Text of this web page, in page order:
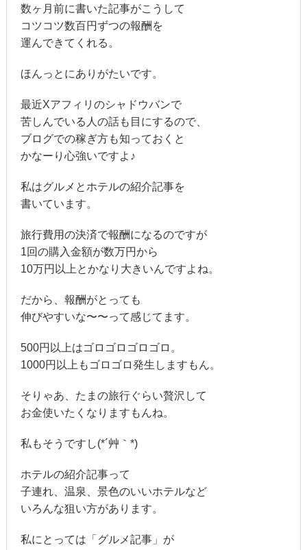
数ヶ月前に書いた記事がこうして
コツコツ数百円ずつの報酬を
運んできてくれる。
ほんっとにありがたいです。
最近Xアフィリのシャドウバンで
苦しんでいる人の話も目にするので、
ブログでの稼ぎ方も知っておくと
かなーり心強いですよ♪
私はグルメとホテルの紹介記事を
書いています。
旅行費用の決済で報酬になるのですが
1回の購入金額が数万円から
10万円以上とかなり大きいんですよね。
だから、報酬がとっても
伸びやすいな〜〜って感じてます。
500円以上はゴロゴロゴロゴロ。
1000円以上もゴロゴロ発生しますもん。
そりゃあ、たまの旅行ぐらい贅沢して
お金使いたくなりますもんね。
私もそうですし(*´艸｀*)
ホテルの紹介記事って
子連れ、温泉、景色のいいホテルなど
いろんな狙い方があります。
私にとっては「グルメ記事」が